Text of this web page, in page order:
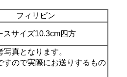
フィリピン
スサイズ10.3cm四方
写真となります。
すので実際にお送りするもの